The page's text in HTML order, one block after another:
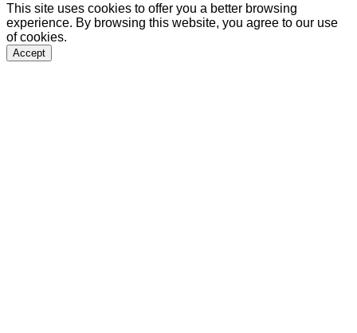
This site uses cookies to offer you a better browsing
experience. By browsing this website, you agree to our use
of cookies.
Accept